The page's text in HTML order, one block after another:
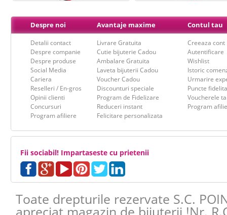
Despre noi
Detalii contact
Despre companie
Despre produse
Social Media
Cariera
Reselleri / En-gros
Opinii clienti
Concursuri
Program afiliere
Avantaje maxime
Livrare Gratuita
Cutie bijuterie Cadou
Ambalare Gratuita
Laveta bijuterii Cadou
Voucher Cadou
Discounturi speciale
Program de Fidelizare
Reduceri instant
Felicitare personalizata
Contul tau
Creeaza cont
Autentificare
Wishlist
Istoric
Urmarire
Puncte
Voucherele
Program
Fii sociabil! Impartaseste cu prietenii
Toate drepturile rezervate S.C.
apreciat magazin de bijuterii !Nr.